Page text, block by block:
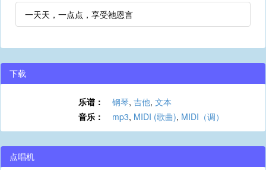
一天天，一点点，享受祂恩言
下载
乐谱： 钢琴, 吉他, 文本
音乐：
mp3, MIDI (歌曲), MIDI（调）
点唱机